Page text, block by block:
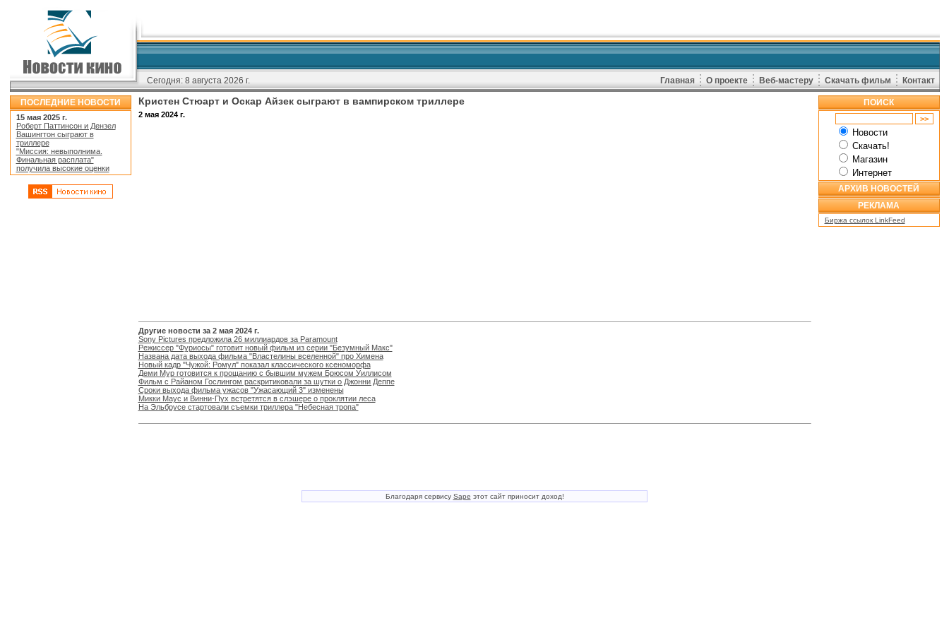
Сегодня: 8 августа 2026 г. Главная О проекте Веб-мастеру Скачать фильм Контакт
ПОСЛЕДНИЕ НОВОСТИ
15 мая 2025 г.
Роберт Паттинсон и Дензел
Вашингтон сыграют в
триллере
"Миссия: невыполнима.
Финальная расплата"
получила высокие оценки
Кристен Стюарт и Оскар Айзек сыграют в вампирском триллере
2 мая 2024 г.
Другие новости за 2 мая 2024 г.
Sony Pictures предложила 26 миллиардов за Paramount
Режиссер "Фуриосы" готовит новый фильм из серии "Безумный Макс"
Названа дата выхода фильма "Властелины вселенной" про Химена
Новый кадр "Чужой: Ромул" показал классического ксеноморфа
Деми Мур готовится к прощанию с бывшим мужем Брюсом Уиллисом
Фильм с Райаном Гослингом раскритиковали за шутки о Джонни Деппе
Сроки выхода фильма ужасов "Ужасающий 3" изменены
Микки Маус и Винни-Пух встретятся в слэшере о проклятии леса
На Эльбрусе стартовали съемки триллера "Небесная тропа"
Благодаря сервису Sape этот сайт приносит доход!
ПОИСК
Новости
Скачать!
Магазин
Интернет
АРХИВ НОВОСТЕЙ
РЕКЛАМА
Биржа ссылок LinkFeed